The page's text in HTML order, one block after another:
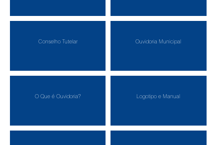
Conselho Tutelar Ouvidoria Municipal
O Que é Ouvidoria? Logotipo e Manual